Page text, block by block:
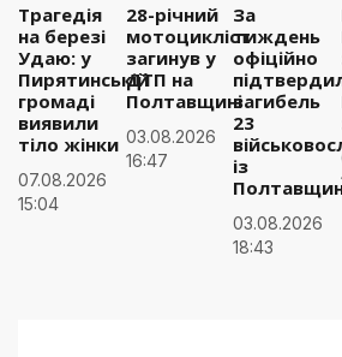
Трагедія
на березі
Удаю: у
Пирятинській
громаді
виявили
тіло жінки
07.08.2026
15:04
28-річний
мотоцикліст
загинув у
ДТП на
Полтавщині
03.08.2026
16:47
За
тиждень
офіційно
загибель
23
із
03.08.2026
18:43